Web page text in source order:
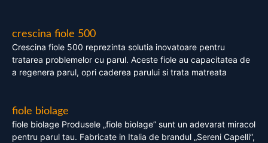
crescina fiole 500
Crescina fiole 500 reprezinta solutia inovatoare pentru
tratarea problemelor cu parul. Aceste fiole au capacitatea de
a regenera parul, opri caderea parului si trata matreata
fiole biolage
fiole biolage Produsele „fiole biolage” sunt un adevarat miracol
pentru parul tau. Fabricate in Italia de brandul „Sereni Capelli”,